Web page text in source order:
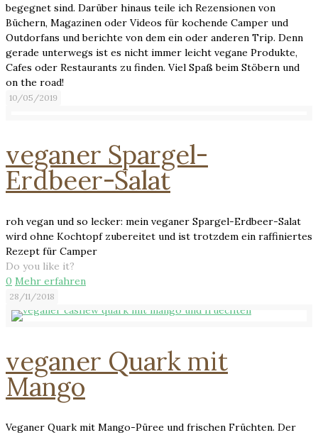
begegnet sind. Darüber hinaus teile ich Rezensionen von
Büchern, Magazinen oder Videos für kochende Camper und
Outdorfans und berichte von dem ein oder anderen Trip. Denn
gerade unterwegs ist es nicht immer leicht vegane Produkte,
Cafes oder Restaurants zu finden. Viel Spaß beim Stöbern und
on the road!
10/05/2019
veganer Spargel-
Erdbeer-Salat
roh vegan und so lecker: mein veganer Spargel-Erdbeer-Salat
wird ohne Kochtopf zubereitet und ist trotzdem ein raffiniertes
Rezept für Camper
Do you like it?
0 Mehr erfahren
28/11/2018
veganer Quark mit
Mango
Veganer Quark mit Mango-Püree und frischen Früchten. Der